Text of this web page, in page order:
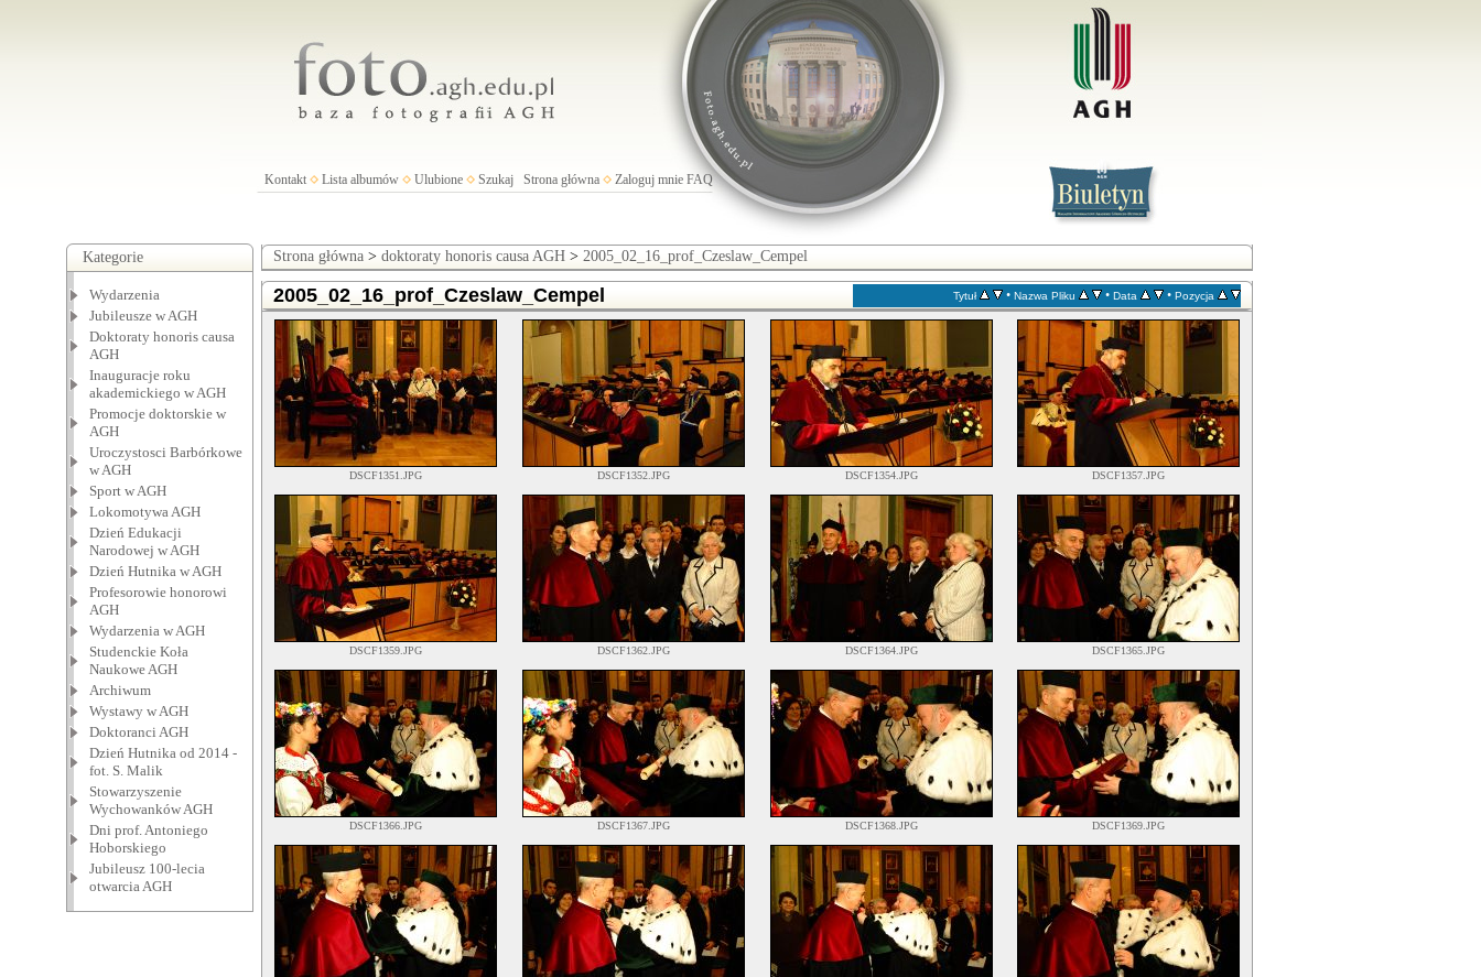
Kontakt Lista albumów Ulubione Szukaj Strona główna Zaloguj mnie FAQ
Kategorie
Wydarzenia
Jubileusze w AGH
Doktoraty honoris causa
AGH
Inauguracje roku
akademickiego w AGH
Promocje doktorskie w
AGH
Uroczystosci Barbórkowe
w AGH
Sport w AGH
Lokomotywa AGH
Dzień Edukacji
Narodowej w AGH
Dzień Hutnika w AGH
Profesorowie honorowi
AGH
Wydarzenia w AGH
Studenckie Koła
Naukowe AGH
Archiwum
Wystawy w AGH
Doktoranci AGH
Dzień Hutnika od 2014 -
fot. S. Malik
Stowarzyszenie
Wychowanków AGH
Dni prof. Antoniego
Hoborskiego
Jubileusz 100-lecia
otwarcia AGH
Strona główna> doktoraty honoris causa AGH> 2005_02_16_prof_Czeslaw_Cempel
2005_02_16_prof_Czeslaw_Cempel Tytuł • Nazwa Pliku • Data • Pozycja
DSCF1351.JPG DSCF1352.JPG DSCF1354.JPG DSCF1357.JPG
DSCF1359.JPG DSCF1362.JPG DSCF1364.JPG DSCF1365.JPG
DSCF1366.JPG DSCF1367.JPG DSCF1368.JPG DSCF1369.JPG